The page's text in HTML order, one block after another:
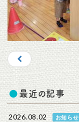
最近の記事
2026.08.02 お知らせ